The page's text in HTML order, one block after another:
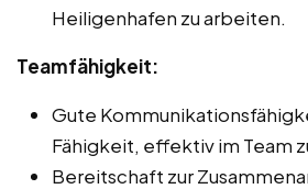
Heiligenhafen zu arbeiten.
Teamfähigkeit:
Gute
Fähigkeit, effektiv im Team
Bereitschaft zur